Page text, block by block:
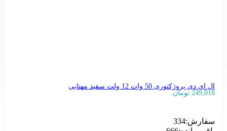
ال ای دی پروژکتوری 50 وات 12 ولت سفید مهتابی
249,018 تومان
سفارش:334